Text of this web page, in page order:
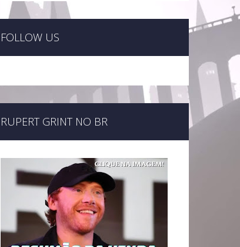
FOLLOW US
RUPERT GRINT NO BR